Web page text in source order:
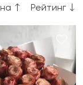
Рейтинг